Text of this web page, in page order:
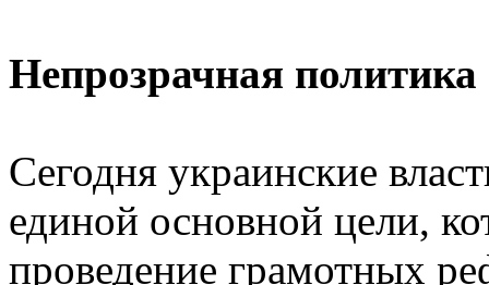
Непрозрачная политика
Сегодня украинские
единой основной цели,
проведение грамотных